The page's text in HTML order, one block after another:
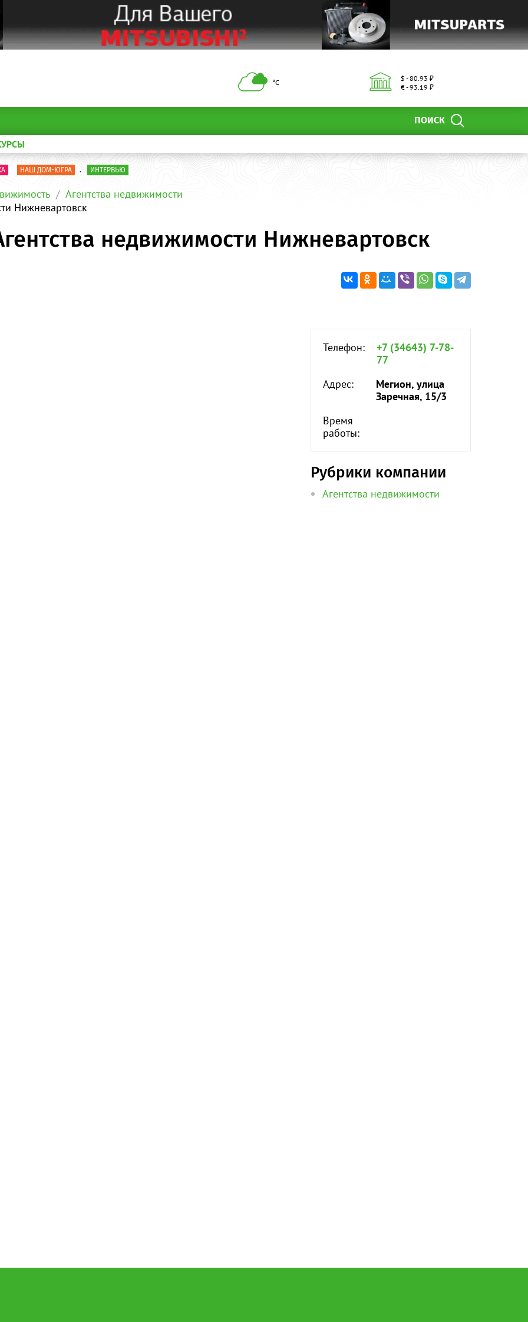
°С
$ - 80.93 ₽
€ - 93.19 ₽
ПОИСК
НАШ ДОМ-ЮГРА . ИНТЕРВЬЮ
Агентства недвижимости
Нижневартовск
недвижимости Нижневартовск
Телефон:
+7 (34643) 7-78-
77
Адрес:
Мегион, улица
Заречная, 15/3
Время
работы:
Рубрики компании
Агентства недвижимости